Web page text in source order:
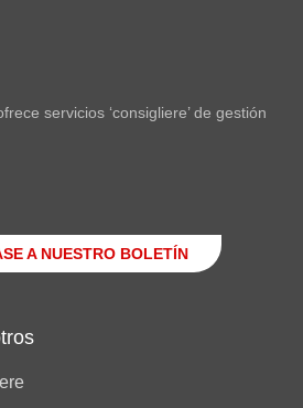
servicios ‘consigliere’ de gestión
A NUESTRO BOLETÍN